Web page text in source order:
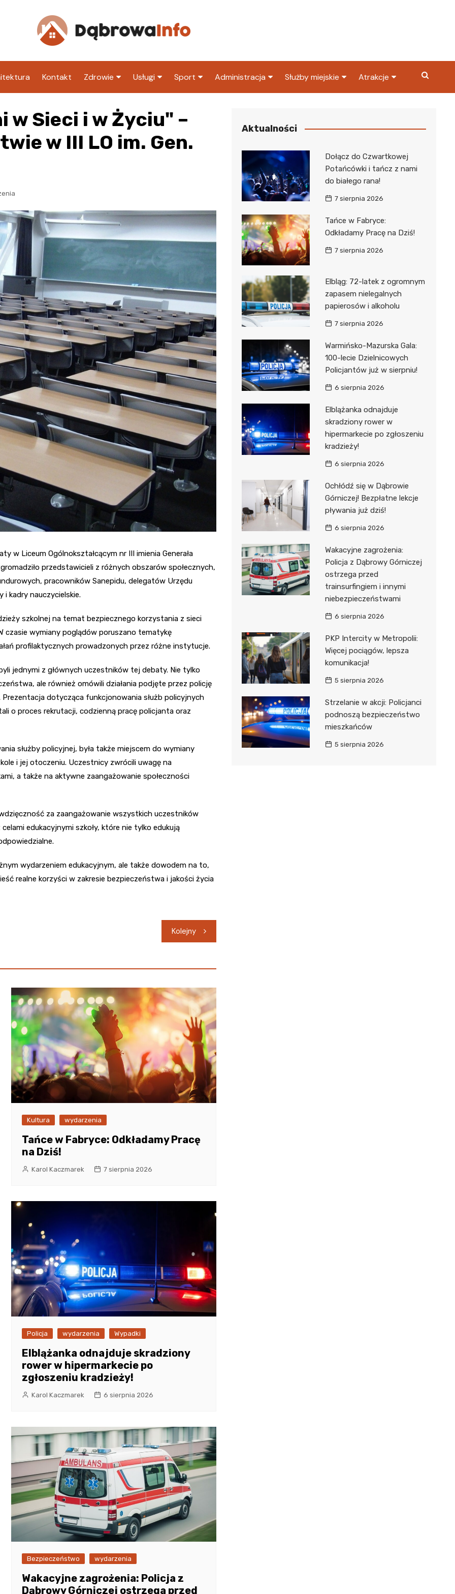
Kontakt Zdrowie
Sklep medyczny
Apteka
Usługi
Klub
Taxi
Fryzjer
Kino
Księgarnia
Sport
Inny klub sportowy
Administracja
Urząd Skarbowy
Służby miejskie
Policja
Atrakcje
Sieci i w Życiu" –
w III LO im. Gen.
w Liceum Ogólnokształcącym nr III imienia Generała
przedstawicieli z różnych obszarów społecznych,
pracowników Sanepidu, delegatów Urzędu
i kadry nauczycielskie.
szkolnej na temat bezpiecznego korzystania z sieci
czasie wymiany poglądów poruszano tematykę
profilaktycznych prowadzonych przez różne instytucje.
jednymi z głównych uczestników tej debaty. Nie tylko
ale również omówili działania podjęte przez policję
dotycząca funkcjonowania służb policyjnych
o proces rekrutacji, codzienną pracę policjanta oraz
służby policyjnej, była także miejscem do wymiany
i jej otoczeniu. Uczestnicy zwrócili uwagę na
a także na aktywne zaangażowanie społeczności
za zaangażowanie wszystkich uczestników
edukacyjnymi szkoły, które nie tylko edukują
wydarzeniem edukacyjnym, ale także dowodem na to,
realne korzyści w zakresie bezpieczeństwa i jakości życia
Kolejny
Kultura wydarzenia
Tańce w Fabryce: Odkładamy Pracę
na Dziś!
Karol Kaczmarek 7 sierpnia 2026
Policja wydarzenia Wypadki
Elblążanka odnajduje skradziony
rower w hipermarkecie po
zgłoszeniu kradzieży!
Karol Kaczmarek 6 sierpnia 2026
Bezpieczeństwo wydarzenia
Wakacyjne zagrożenia: Policja z
Dąbrowy Górniczej ostrzega przed
Aktualności
Dołącz do Czwartkowej
Potańcówki i tańcz z nami
do białego rana!
7 sierpnia 2026
Tańce w Fabryce:
Odkładamy Pracę na Dziś!
7 sierpnia 2026
Elbląg: 72-latek z ogromnym
zapasem nielegalnych
papierosów i alkoholu
7 sierpnia 2026
Warmińsko-Mazurska Gala:
100-lecie Dzielnicowych
Policjantów już w sierpniu!
6 sierpnia 2026
Elblążanka odnajduje
skradziony rower w
hipermarkecie po zgłoszeniu
kradzieży!
6 sierpnia 2026
Ochłódź się w Dąbrowie
Górniczej! Bezpłatne lekcje
pływania już dziś!
6 sierpnia 2026
Wakacyjne zagrożenia:
Policja z Dąbrowy Górniczej
ostrzega przed
trainsurfingiem i innymi
niebezpieczeństwami
6 sierpnia 2026
PKP Intercity w Metropolii:
Więcej pociągów, lepsza
komunikacja!
5 sierpnia 2026
Strzelanie w akcji: Policjanci
podnoszą bezpieczeństwo
mieszkańców
5 sierpnia 2026